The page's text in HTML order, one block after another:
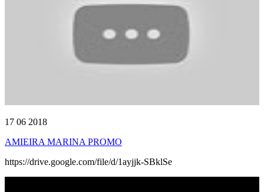
17 06 2018
AMIEIRA MARINA PROMO
https://drive.google.com/file/d/1ayjjk-SBklSe